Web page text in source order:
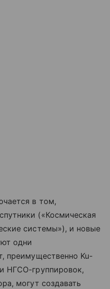
в том,
(«Космическая
системы»), и новые
одни
преимущественно Ku-
НГСО-группировок,
могут создавать